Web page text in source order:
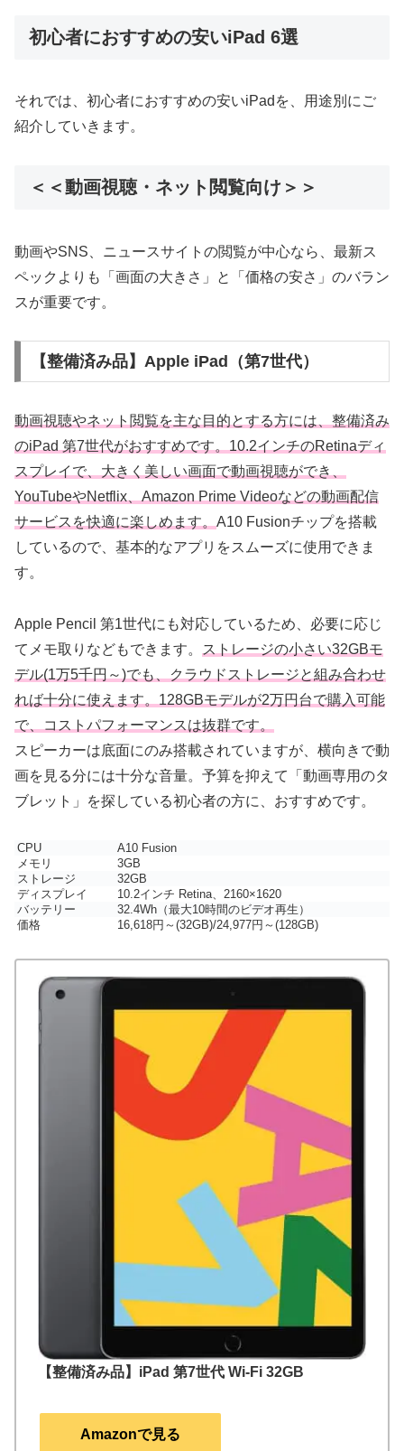
初心者におすすめの安いiPad 6選
それでは、初心者におすすめの安いiPadを、用途別にご
紹介していきます。
＜＜動画視聴・ネット閲覧向け＞＞
動画やSNS、ニュースサイトの閲覧が中心なら、最新ス
ペックよりも「画面の大きさ」と「価格の安さ」のバラン
スが重要です。
【整備済み品】Apple iPad（第7世代）
動画視聴やネット閲覧を主な目的とする方には、整備済み
のiPad 第7世代がおすすめです。10.2インチのRetinaディ
スプレイで、大きく美しい画面で動画視聴ができ、
YouTubeやNetflix、Amazon Prime Videoなどの動画配信
サービスを快適に楽しめます。 A10 Fusionチップを搭載
しているので、基本的なアプリをスムーズに使用できま
す。
Apple Pencil 第1世代にも対応しているため、必要に応じ
てメモ取りなどもできます。
ストレージの小さい32GBモ
デル(1万5千円～)でも、クラウドストレージと組み合わせ
れば十分に使えます。128GBモデルが2万円台で購入可能
で、コストパフォーマンスは抜群です。
スピーカーは底面にのみ搭載されていますが、横向きで動
画を見る分には十分な音量。予算を抑えて「動画専用のタ
ブレット」を探している初心者の方に、おすすめです。
CPU
A10 Fusion
メモリ
3GB
ストレージ
32GB
ディスプレイ
10.2インチ Retina、2160×1620
バッテリー
32.4Wh（最大10時間のビデオ再生）
価格
16,618円～(32GB)/24,977円～(128GB)
【整備済み品】iPad 第7世代 Wi-Fi 32GB
Amazonで見る